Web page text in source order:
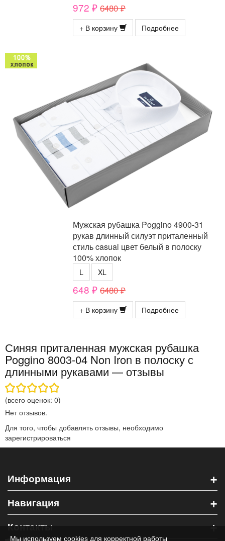
972 ₽ 6480 ₽
+ В корзину Подробнее
Мужская рубашка Poggino 4900-31
рукав длинный силуэт приталенный
стиль casual цвет белый в полоску
100% хлопок
L XL
648 ₽ 6480 ₽
+ В корзину Подробнее
Синяя приталенная мужская рубашка
Poggino 8003-04 Non Iron в полоску с
длинными рукавами — отзывы
(всего оценок: 0)
Нет отзывов.
Для того, чтобы добавлять отзывы, необходимо
зарегистрироваться
Информация +
Навигация +
Контакты +
Мы используем cookies для корректной работы